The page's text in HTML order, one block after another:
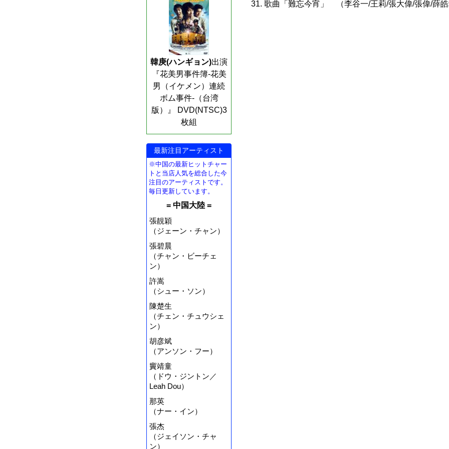
韓庚(ハンギョン)出演
『花美男事件簿-花美
男（イケメン）連続
ボム事件-（台湾
版）』 DVD(NTSC)3
枚組
最新注目アーティスト
※中国の最新ヒットチャー
トと当店人気を総合した今
注目のアーティストです。
毎日更新しています。
= 中国大陸 =
張靚穎
（ジェーン・チャン）
張碧晨
（チャン・ビーチェ
ン）
許嵩
（シュー・ソン）
陳楚生
（チェン・チュウシェ
ン）
胡彦斌
（アンソン・フー）
竇靖童
（ドウ・ジントン／
Leah Dou）
那英
（ナー・イン）
張杰
（ジェイソン・チャ
ン）
31. 歌曲「難忘今宵」 （李谷一/王莉/張大偉/張偉/薛